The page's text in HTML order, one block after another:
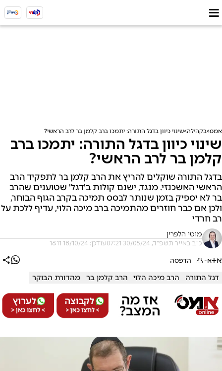
אמס בקהילה שינוי כיוון בדגל התורה: יתמכו ברב קלמן בר לרב הראשי?
שינוי כיוון בדגל התורה: יתמכו ברב
קלמן בר לרב הראשי?
בדגל התורה שוקלים להריץ את הרב קלמן בר לתפקיד הרב
הראשי האשכנזי. מנגד, ישנם קולות ב'דגל' שטוענים שהרב
בר לא יספיק בזמן שנותר לבסס תמיכה בקרב הגוף הבוחר,
ולכן אם כבר חוזרים מהתמיכה ברב מיכה הלוי, עדיף ללכת על
רב חרדי
מוטי הלפרין
כ"ב באייר תשפ"ד, 30/05/24 07:21 עודכן: 18/10/24 16:11
א+א- הדפסה
דגל התורה הרב מיכה הלוי הרב קלמן בר מהדורת הבוקר